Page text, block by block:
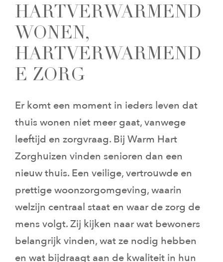
HARTVERWARMEND
WONEN,
HARTVERWARMEND
E ZORG
Er komt een moment in ieders leven dat
thuis wonen niet meer gaat, vanwege
leeftijd en zorgvraag. Bij Warm Hart
Zorghuizen vinden senioren dan een
nieuw thuis. Een veilige, vertrouwde en
prettige woonzorgomgeving, waarin
welzijn centraal staat en waar de zorg de
mens volgt. Zij kijken naar wat bewoners
belangrijk vinden, wat ze nodig hebben
en wat bijdraagt aan de kwaliteit in hun